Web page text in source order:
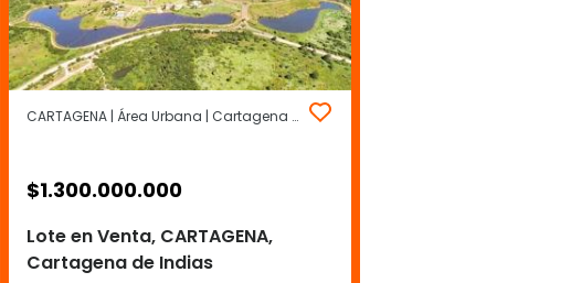
CARTAGENA | Área Urbana | Cartagena de Indias
$1.300.000.000
Lote en Venta, CARTAGENA,
Cartagena de Indias